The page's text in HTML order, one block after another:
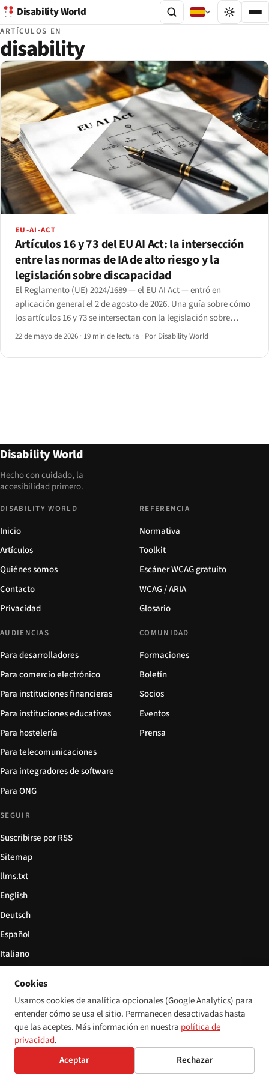
Disability World
ARTÍCULOS EN
disability
EU-AI-ACT
Artículos 16 y 73 del EU AI Act: la intersección
entre las normas de IA de alto riesgo y la
legislación sobre discapacidad
El Reglamento (UE) 2024/1689 — el EU AI Act — entró en
aplicación general el 2 de agosto de 2026. Una guía sobre cómo
los artículos 16 y 73 se intersectan con la legislación sobre
discapacidad en el empleo, la educación y los servicios
22 de mayo de 2026 · 19 min de lectura · Por Disability World
Disability World
Hecho con cuidado, la
accesibilidad primero.
DISABILITY WORLD
Inicio
Artículos
Quiénes somos
Contacto
Privacidad
REFERENCIA
Normativa
Toolkit
Escáner WCAG gratuito
WCAG / ARIA
Glosario
AUDIENCIAS
Para desarrolladores
Para comercio electrónico
Para instituciones financieras
Para instituciones educativas
Para hostelería
Para telecomunicaciones
Para integradores de software
Para ONG
COMUNIDAD
Formaciones
Boletín
Socios
Eventos
Prensa
SEGUIR
Suscribirse por RSS
Sitemap
llms.txt
English
Deutsch
Español
Italiano
© 2026 Disability World. Todos los derechos reservados. Configuración de cookies
DeutschEspañol 简体中文PolskiFrançais
Cookies
Usamos cookies de analítica opcionales (Google Analytics) para
entender cómo se usa el sitio. Permanecen desactivadas hasta
que las aceptes. Más información en nuestra política de
privacidad.
Aceptar
Rechazar